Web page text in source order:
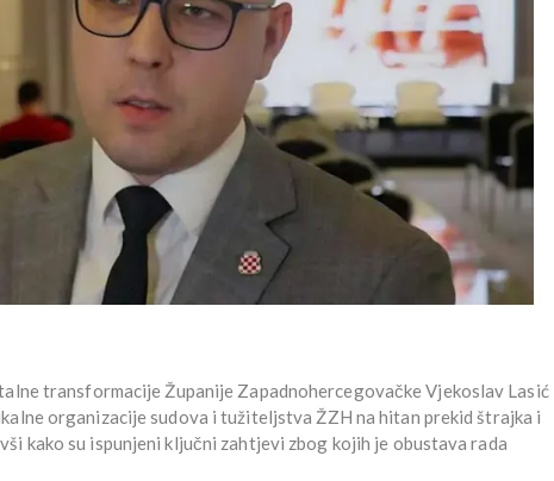
transformacije Županije Zapadnohercegovačke Vjekoslav Lasić
organizacije sudova i tužiteljstva ŽZH na hitan prekid štrajka i
kako su ispunjeni ključni zahtjevi zbog kojih je obustava rada